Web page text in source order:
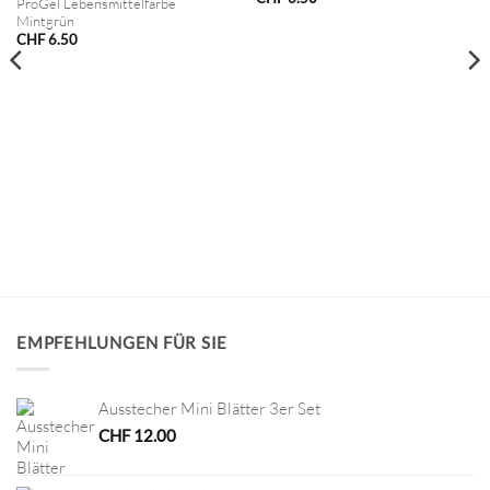
Mintgrün
CHF6.50
EMPFEHLUNGEN FÜR SIE
Ausstecher Mini Blätter 3er Set
CHF12.00